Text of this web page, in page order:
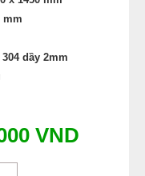
mm
dầy 2mm
VND